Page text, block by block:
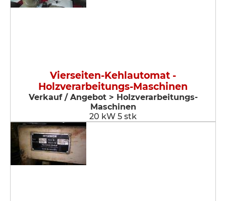
Vierseiten-Kehlautomat -
Holzverarbeitungs-Maschinen
Verkauf / Angebot > Holzverarbeitungs-
Maschinen
20 kW 5 stk